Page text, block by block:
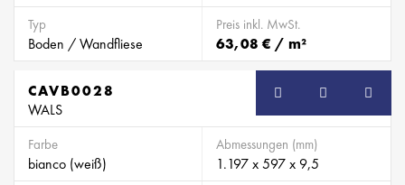
Typ
Boden / Wandfliese
Preis inkl. MwSt.
63,08 € / m²
SB
CAVB0028
WALS
Farbe
bianco (weiß)
Abmessungen (mm)
1.197 x 597 x 9,5